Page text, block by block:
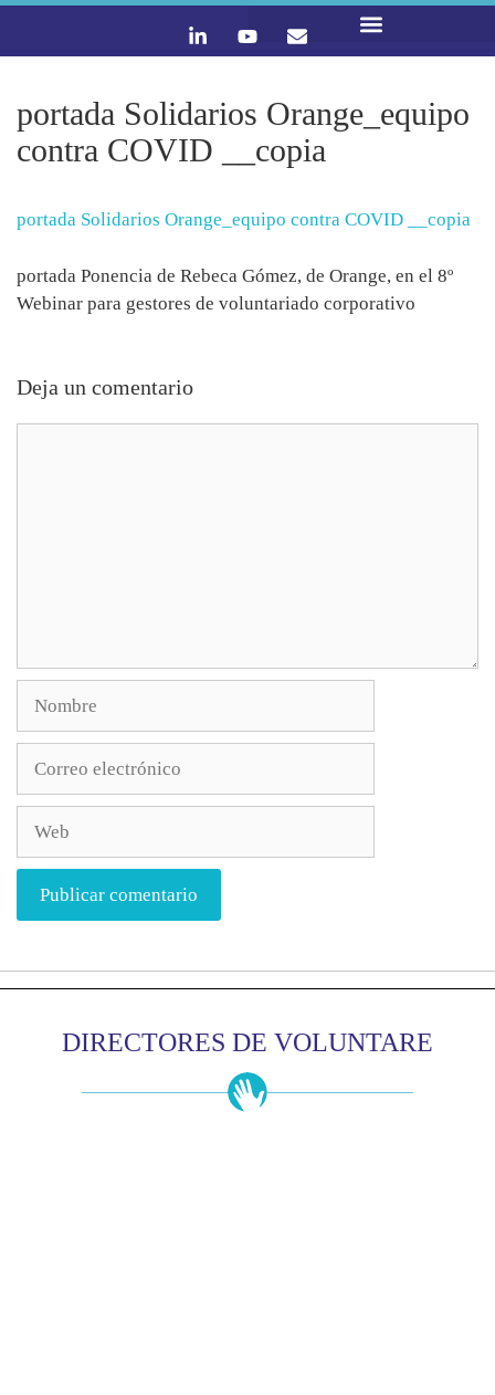
portada Solidarios Orange_equipo
contra COVID __copia
portada Solidarios Orange_equipo contra COVID __copia
portada Ponencia de Rebeca Gómez, de Orange, en el 8º
Webinar para gestores de voluntariado corporativo
Deja un comentario
DIRECTORES DE VOLUNTARE